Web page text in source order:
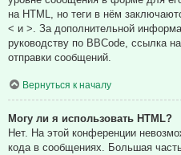
на HTML, но теги в нём
< и >. За дополнительной
руководству по BBCode, ссылка
отправки сообщений.
Вернуться к началу
Могу ли я использовать HTML?
Нет. На этой конференции
кода в сообщениях. Большая